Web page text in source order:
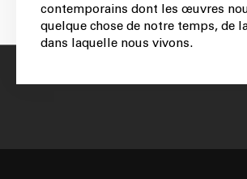
contemporains dont les œuvres
quelque chose de notre temps, de
dans laquelle nous vivons.